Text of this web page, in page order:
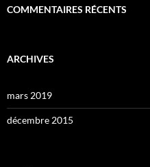
COMMENTAIRES RÉCENTS
ARCHIVES
mars 2019
décembre 2015